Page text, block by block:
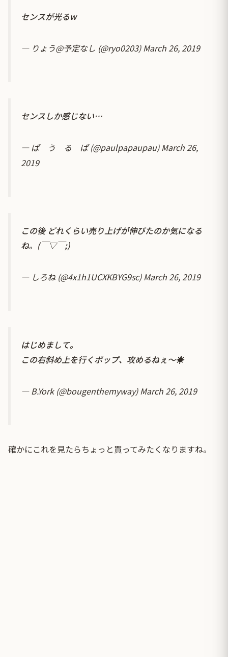
センスが光るw
— りょう@予定なし (@ryo0203)March 26, 2019
センスしか感じない…
— ぱ う る ぱ (@paulpapaupau)March 26,
2019
この後 どれくらい売り上げが伸びたのか気になる
ね。(￣▽￣;)
— しろね (@4x1h1UCXKBYG9sc)March 26, 2019
はじめまして。
この右斜め上を行くポップ、攻めるねぇ〜☀️
— B.York (@bougenthemyway)March 26, 2019
確かにこれを見たらちょっと買ってみたくなりますね。